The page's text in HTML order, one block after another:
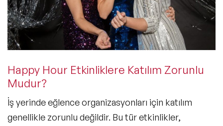
Happy Hour Etkinliklere Katılım Zorunlu
Mudur?
İş yerinde eğlence organizasyonları için katılım
genellikle zorunlu değildir. Bu tür etkinlikler,